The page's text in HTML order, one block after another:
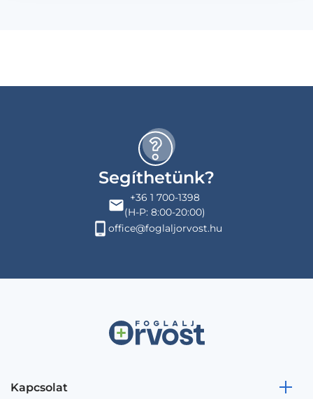
Segíthetünk?
+36 1 700-1398
(H-P: 8:00-20:00)
office@foglaljorvost.hu
Kapcsolat